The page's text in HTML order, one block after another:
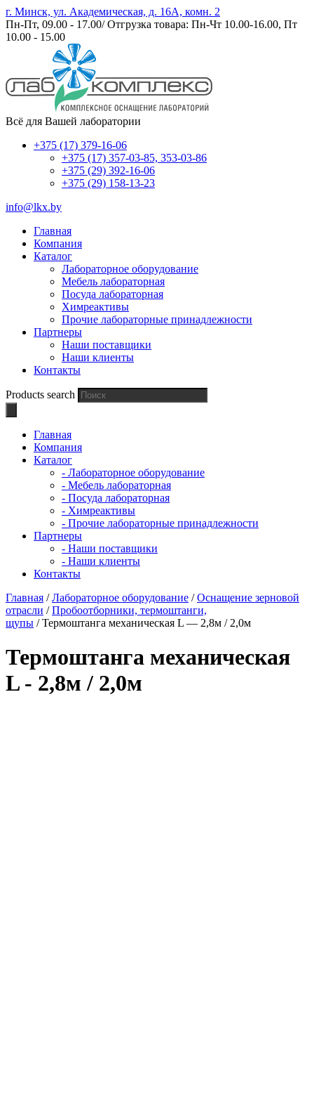
г. Минск, ул. Академическая, д. 16А, комн. 2
Пн-Пт, 09.00 - 17.00/ Отгрузка товара: Пн-Чт 10.00-16.00, Пт
10.00 - 15.00
Всё для Вашей лаборатории
+375 (17) 379-16-06
+375 (17) 357-03-85, 353-03-86
+375 (29) 392-16-06
+375 (29) 158-13-23
info@lkx.by
Главная
Компания
Каталог
Лабораторное оборудование
Мебель лабораторная
Посуда лабораторная
Химреактивы
Прочие лабораторные принадлежности
Партнеры
Наши поставщики
Наши клиенты
Контакты
Products search
Главная
Компания
Каталог
- Лабораторное оборудование
- Мебель лабораторная
- Посуда лабораторная
- Химреактивы
- Прочие лабораторные принадлежности
Партнеры
- Наши поставщики
- Наши клиенты
Контакты
Главная /Лабораторное оборудование /Оснащение зерновой
отрасли /Пробоотборники, термоштанги,
щупы / Термоштанга механическая L — 2,8м / 2,0м
Термоштанга механическая
L - 2,8м / 2,0м